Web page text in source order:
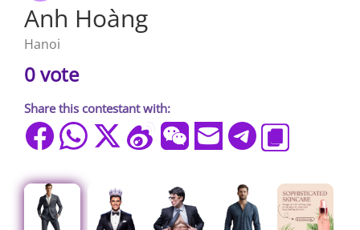
Anh Hoàng
Hanoi
0 vote
Share this contestant with: